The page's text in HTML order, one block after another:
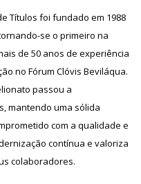
Títulos foi fundado em 1988
se o primeiro na
de 50 anos de experiência
no Fórum Clóvis Beviláqua.
passou a
mantendo uma sólida
com a qualidade e
contínua e valoriza
colaboradores.